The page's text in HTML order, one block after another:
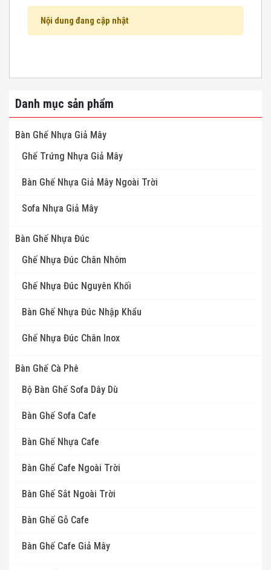
Nội dung đang cập nhật
Danh mục sản phẩm
Bàn Ghế Nhựa Giả Mây
Ghế Trứng Nhựa Giả Mây
Bàn Ghế Nhựa Giả Mây Ngoài Trời
Sofa Nhựa Giả Mây
Bàn Ghế Nhựa Đúc
Ghế Nhựa Đúc Chân Nhôm
Ghế Nhựa Đúc Nguyên Khối
Bàn Ghế Nhựa Đúc Nhập Khẩu
Ghế Nhựa Đúc Chân Inox
Bàn Ghế Cà Phê
Bộ Bàn Ghế Sofa Dây Dù
Bàn Ghế Sofa Cafe
Bàn Ghế Nhựa Cafe
Bàn Ghế Cafe Ngoài Trời
Bàn Ghế Sắt Ngoài Trời
Bàn Ghế Gỗ Cafe
Bàn Ghế Cafe Giả Mây